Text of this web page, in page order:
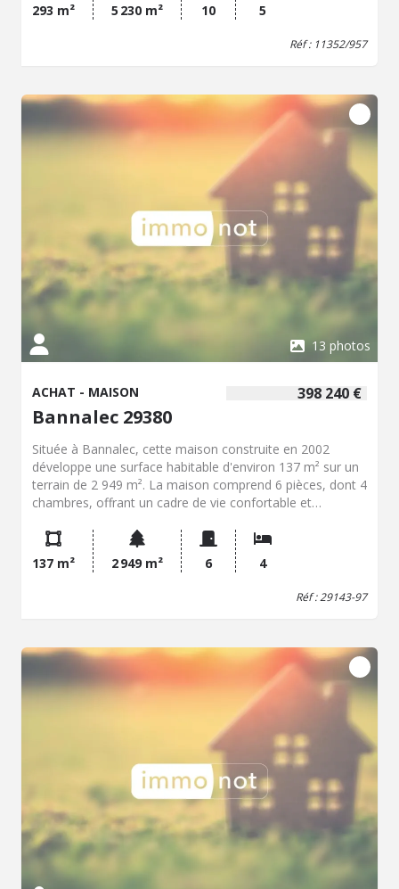
293 m²
5 230 m² 10 5
Réf : 11352/957
13 photos
398 240 €
ACHAT - MAISON
Bannalec 29380
Située à Bannalec, cette maison construite en 2002
développe une surface habitable d'environ 137 m² sur un
terrain de 2 949 m². La maison comprend 6 pièces, dont 4
chambres, offrant un cadre de vie confortable et
espace de vie lumineux, d'une cuisine, d'une salle de bains
ainsi que d'un WC séparé. Le bien dispose également
d'une cave, idéale pour le stockage ou le rangement, ainsi
bénéficie d'un environnement disposant de nombreux
services de proximité : écoles, commerces et activités de
loisirs. La région est également appréciée pour son cadre
naturel, avec notamment l'accès au canal de Nantes à
Brest et aux voies vertes, propices aux promenades et
137 m² 2 949 m² 6 4
Réf : 29143-97